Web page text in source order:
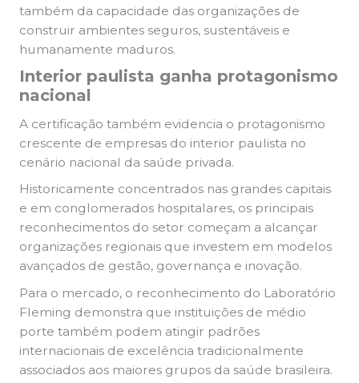
também da capacidade das organizações de
construir ambientes seguros, sustentáveis e
humanamente maduros.
Interior paulista ganha protagonismo
nacional
A certificação também evidencia o protagonismo
crescente de empresas do interior paulista no
cenário nacional da saúde privada.
Historicamente concentrados nas grandes capitais
e em conglomerados hospitalares, os principais
reconhecimentos do setor começam a alcançar
organizações regionais que investem em modelos
avançados de gestão, governança e inovação.
Para o mercado, o reconhecimento do Laboratório
Fleming demonstra que instituições de médio
porte também podem atingir padrões
internacionais de excelência tradicionalmente
associados aos maiores grupos da saúde brasileira.